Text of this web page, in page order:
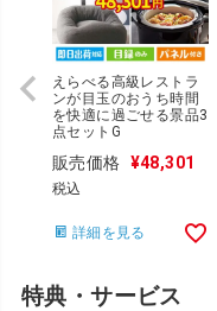
えらべる高級レストラ
ンが目玉のおうち時間
を快適に過ごせる景品3
点セットG
販売価格 ¥48,301
税込
詳細を見る
特典・サービス